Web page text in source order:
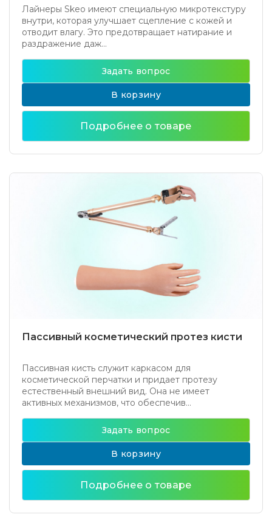
Лайнеры Skeo имеют специальную микротекстуру
внутри, которая улучшает сцепление с кожей и
отводит влагу. Это предотвращает натирание и
раздражение даж...
Задать вопрос
В корзину
Подробнее о товаре
Пассивный косметический протез кисти
Пассивная кисть служит каркасом для
косметической перчатки и придает протезу
естественный внешний вид. Она не имеет
активных механизмов, что обеспечив...
Задать вопрос
В корзину
Подробнее о товаре